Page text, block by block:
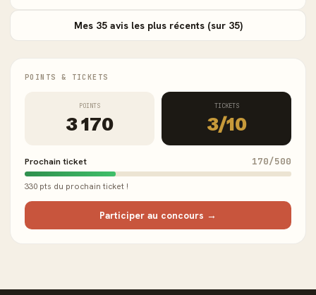
Mes 35 avis les plus récents (sur 35)
POINTS & TICKETS
POINTS
3 170
TICKETS
3/10
Prochain ticket 170/500
330 pts du prochain ticket !
Participer au concours →